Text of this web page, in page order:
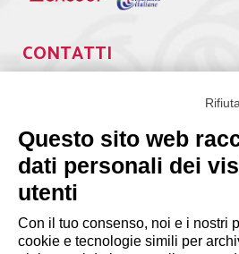
CONTATTI
segreteria@lps.coop
Questo sito web
dati personali dei
utenti
Con il tuo consenso, noi e i nostri
cookie e tecnologie simili per